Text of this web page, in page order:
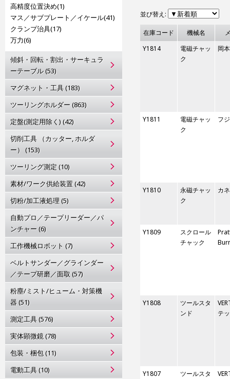
高精度位置決め(1)
マス／サブプレート／イケール(41)
クランプ治具(17)
万力(6)
傾斜・回転・割出・サーキュラ
ーテーブル (53)
マグネット・工具 (183)
ツーリングホルダー (863)
定盤(測定用除く) (42)
切削工具 （カッター, ホルダ
ー） (153)
ツーリング測定 (10)
素材/ワーク供給装置 (42)
切粉/加工液処理 (5)
自動プロ／テープリーダー／パ
ンチャー (6)
工作機械ロボット (7)
ベルトサンダー／グラインダー
／テープ研磨／面取 (57)
粉塵/ミスト/ヒューム・対策機
器 (51)
測定工具 (576)
実体顕微鏡 (78)
包装・梱包 (11)
電動工具 (10)
並び替え:
在庫コード 機械名
Y1814
電磁チャッ
ク
岡
Y1811
電磁チャッ
ク
フ
Y1810
永磁チャッ
ク
カ
Y1809
スクロール
チャック
Y1808
ツールスタ
ンド
テ
Y1807
ツールスタ